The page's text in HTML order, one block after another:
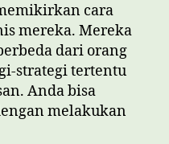
cara
mereka. Mereka
dari orang
strategi tertentu
Anda bisa
melakukan